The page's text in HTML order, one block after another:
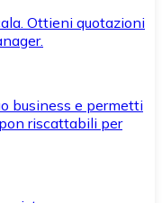
Ottieni quotazioni
business e permetti
riscattabili per